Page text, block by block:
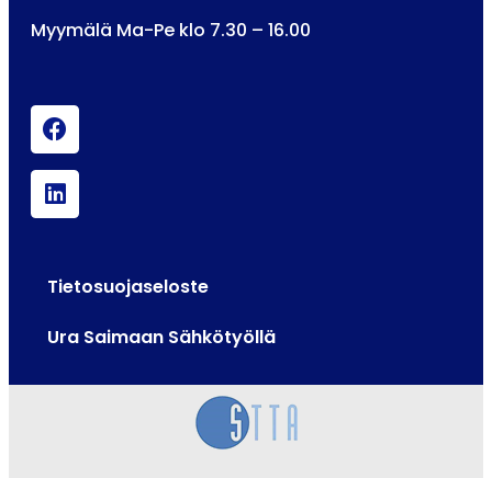
Myymälä Ma-Pe klo 7.30 – 16.00
Tietosuojaseloste
Ura Saimaan Sähkötyöllä